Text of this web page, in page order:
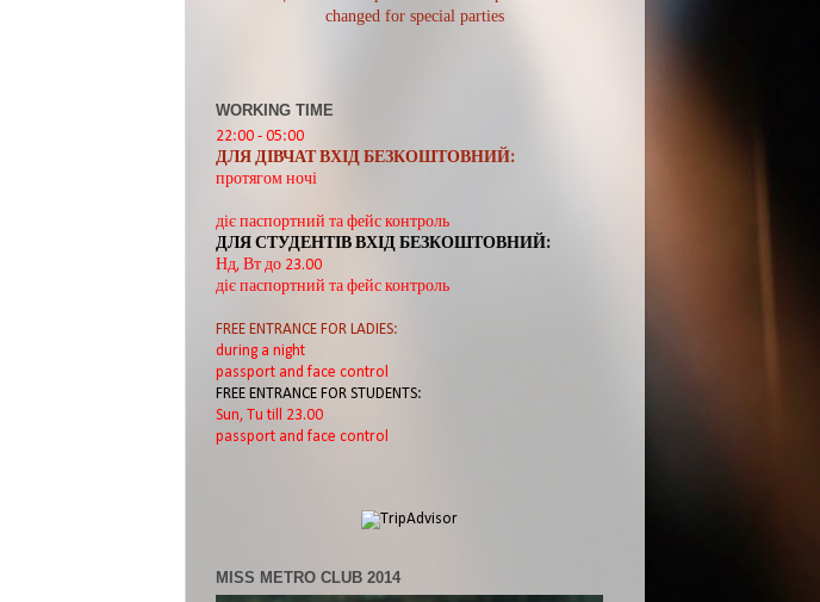
changed for special parties
WORKING TIME
22:00 - 05:00
ДЛЯ ДІВЧАТ ВХІД БЕЗКОШТОВНИЙ:
протягом ночі
діє паспортний та фейс контроль
ДЛЯ СТУДЕНТІВ ВХІД БЕЗКОШТОВНИЙ:
Нд, Вт до 23.00
діє паспортний та фейс контроль
FREE ENTRANCE FOR LADIES:
during a night
passport and face control
FREE ENTRANCE FOR STUDENTS:
Sun, Tu till 23.00
passport and face control
MISS METRO CLUB 2014